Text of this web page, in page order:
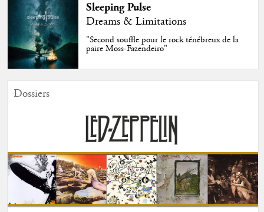
Sleeping Pulse
Dreams & Limitations
"Second souffle pour le rock ténébreux de la
paire Moss-Fazendeiro"
Dossiers